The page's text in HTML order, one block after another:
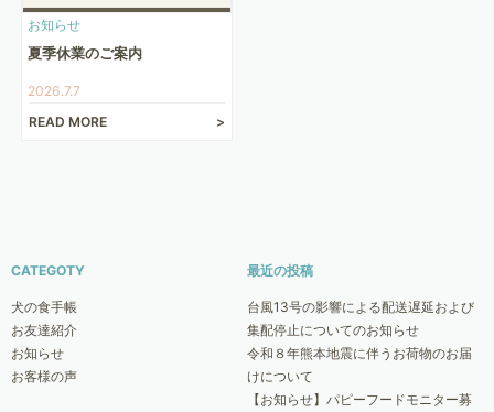
お知らせ
夏季休業のご案内
2026.7.7
READ MORE
CATEGOTY
犬の食手帳
お友達紹介
お知らせ
お客様の声
最近の投稿
台風13号の影響による配送遅延および
集配停止についてのお知らせ
令和８年熊本地震に伴うお荷物のお届
けについて
【お知らせ】パピーフードモニター募